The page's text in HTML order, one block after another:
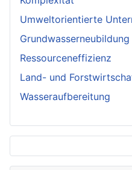
Umweltorientierte
Grundwasserneubildung
Ressourceneffizienz
Land- und
Wasseraufbereitung